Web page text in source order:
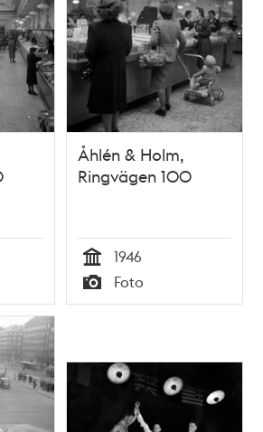
Åhlén & Holm,
Ringvägen 100
Tid
1946
Typ
Foto